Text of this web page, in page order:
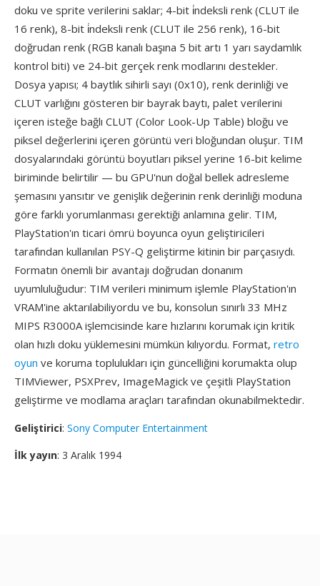
doku ve sprite verilerini saklar; 4-bit i̇ndeksli renk (CLUT ile
16 renk), 8-bit i̇ndeksli renk (CLUT ile 256 renk), 16-bit
doğrudan renk (RGB kanalı başına 5 bit artı 1 yarı saydamlık
kontrol biti) ve 24-bit gerçek renk modlarını destekler.
Dosya yapısı; 4 baytlık sihirli sayı (0x10), renk derinliği ve
CLUT varlığını gösteren bir bayrak baytı, palet verilerini
içeren isteğe bağlı CLUT (Color Look-Up Table) bloğu ve
piksel değerlerini içeren görüntü veri bloğundan oluşur. TIM
dosyalarındaki görüntü boyutları piksel yerine 16-bit kelime
biriminde belirtilir — bu GPU'nun doğal bellek adresleme
şemasını yansıtır ve genişlik değerinin renk derinliği moduna
göre farklı yorumlanması gerektiği anlamına gelir. TIM,
PlayStation'ın ticari ömrü boyunca oyun geliştiricileri
tarafından kullanılan PSY-Q geliştirme kitinin bir parçasıydı.
Formatın önemli bir avantajı doğrudan donanım
uyumluluğudur: TIM verileri minimum işlemle PlayStation'ın
VRAM'ine aktarılabiliyordu ve bu, konsolun sınırlı 33 MHz
MIPS R3000A işlemcisinde kare hızlarını korumak için kritik
olan hızlı doku yüklemesini mümkün kılıyordu. Format, retro
oyun ve koruma toplulukları için güncelliğini korumakta olup
TIMViewer, PSXPrev, ImageMagick ve çeşitli PlayStation
geliştirme ve modlama araçları tarafından okunabilmektedir.
Geliştirici: Sony Computer Entertainment
İlk yayın: 3 Aralık 1994